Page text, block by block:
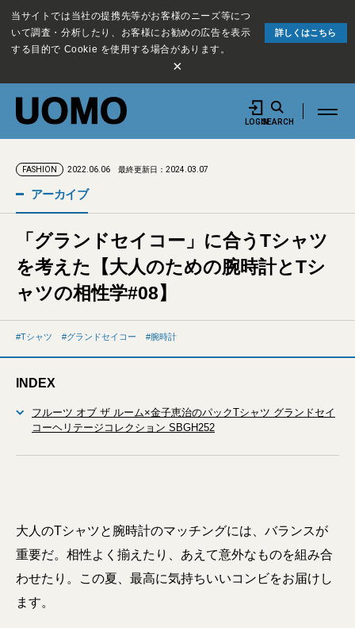
当サイトでは当社の提携先等がお客様のニーズ等につ
いて調査・分析したり、お客様にお勧めの広告を表示
する目的で Cookie を使用する場合があります。
詳しくはこちら
×
LOGINSEARCH
FASHION 2022.06.06 最終更新日：2024.03.07
アーカイブ
「グランドセイコー」に合うTシャツ
を考えた【大人のための腕時計とTシ
ャツの相性学#08】
Tシャツ グランドセイコー 腕時計
INDEX
フルーツ オブ ザ ルーム×金子恵治のパックTシャツ グランドセイ
コーヘリテージコレクション SBGH252
大人のTシャツと腕時計のマッチングには、バランスが
重要だ。相性よく揃えたり、あえて意外なものを組み合
わせたり。この夏、最高に気持ちいいコンビをお届けし
ます。